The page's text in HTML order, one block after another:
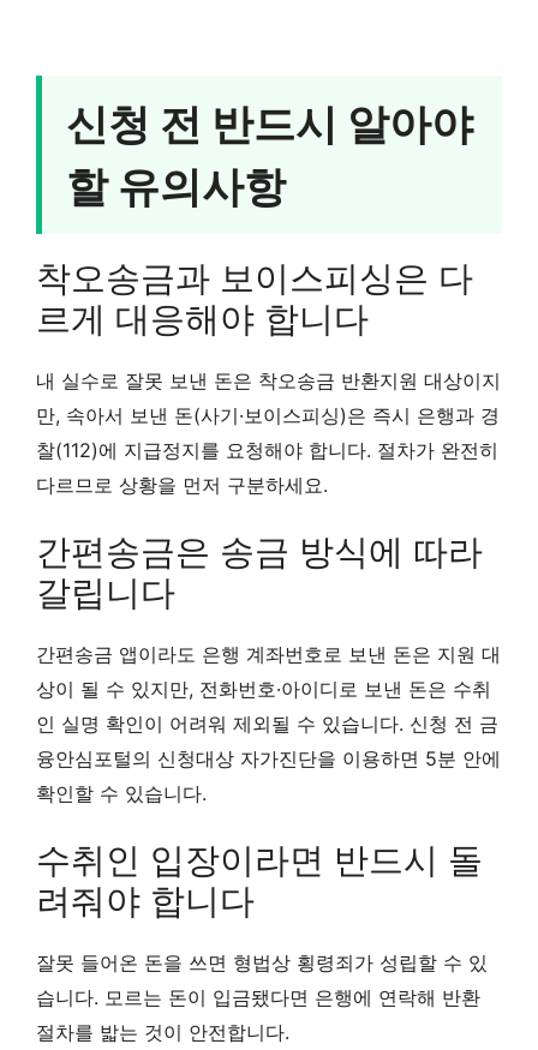
신청 전 반드시 알아야
할 유의사항
착오송금과 보이스피싱은 다
르게 대응해야 합니다
내 실수로 잘못 보낸 돈은 착오송금 반환지원 대상이지
만, 속아서 보낸 돈(사기·보이스피싱)은 즉시 은행과 경
찰(112)에 지급정지를 요청해야 합니다. 절차가 완전히
다르므로 상황을 먼저 구분하세요.
간편송금은 송금 방식에 따라
갈립니다
간편송금 앱이라도 은행 계좌번호로 보낸 돈은 지원 대
상이 될 수 있지만, 전화번호·아이디로 보낸 돈은 수취
인 실명 확인이 어려워 제외될 수 있습니다. 신청 전 금
융안심포털의 신청대상 자가진단을 이용하면 5분 안에
확인할 수 있습니다.
수취인 입장이라면 반드시 돌
려줘야 합니다
잘못 들어온 돈을 쓰면 형법상 횡령죄가 성립할 수 있
습니다. 모르는 돈이 입금됐다면 은행에 연락해 반환
절차를 밟는 것이 안전합니다.